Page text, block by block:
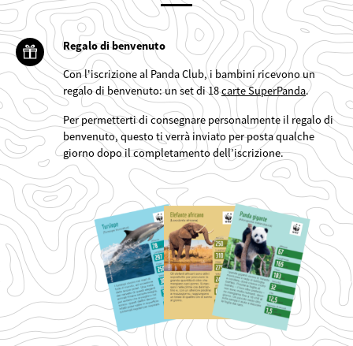
Regalo di benvenuto
Con l'iscrizione al Panda Club, i bambini ricevono un
regalo di benvenuto: un set di 18carte SuperPanda.
Per permetterti di consegnare personalmente il regalo di
benvenuto, questo ti verrà inviato per posta qualche
giorno dopo il completamento dell’iscrizione.